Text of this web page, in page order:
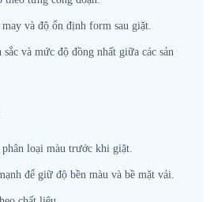
và độ ổn định form sau giặt.
sắc và mức độ đồng nhất giữa các sản
loại màu trước khi giặt.
để giữ độ bền màu và bề mặt vải.